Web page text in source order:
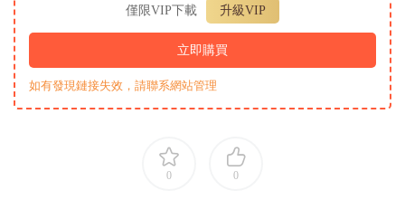
僅限VIP下載 升級VIP
立即購買
如有發現鏈接失效，請聯系網站管理
0 0